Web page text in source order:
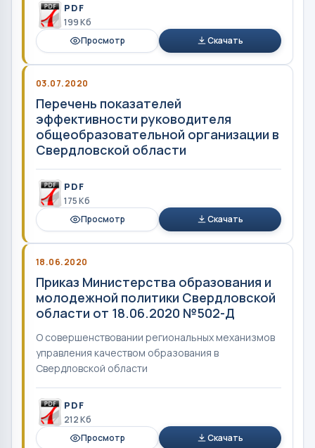
PDF
199 Кб
Просмотр
Скачать
03.07.2020
Перечень показателей
эффективности руководителя
общеобразовательной организации в
Свердловской области
PDF
175 Кб
Просмотр
Скачать
18.06.2020
Приказ Министерства образования и
молодежной политики Свердловской
области от 18.06.2020 №502-Д
О совершенствовании региональных механизмов
управления качеством образования в
Свердловской области
PDF
212 Кб
Просмотр
Скачать